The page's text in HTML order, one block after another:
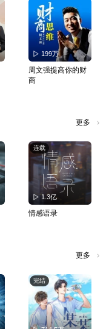
199万
周文强提高你的财
商
更多
1.3亿
连载
情感语录
更多
完结